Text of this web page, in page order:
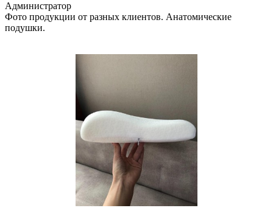
Администратор
Фото продукции от разных клиентов. Анатомические
подушки.